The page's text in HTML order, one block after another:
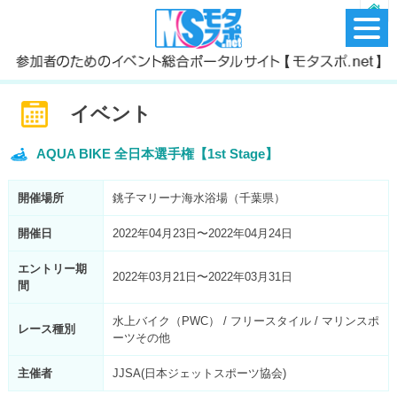
イベント
AQUA BIKE 全日本選手権【1st Stage】
開催場所 銚子マリーナ海水浴場（千葉県）
開催日 2022年04月23日〜2022年04月24日
エントリー期
間
2022年03月21日〜2022年03月31日
レース種別
水上バイク（PWC） / フリースタイル / マリンスポ
ーツその他
主催者 JJSA(日本ジェットスポーツ協会)